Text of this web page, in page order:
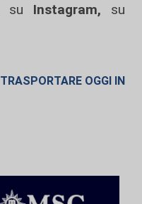
su Instagram, su
TRASPORTARE OGGI IN